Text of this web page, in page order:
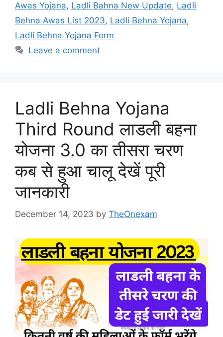
Awas Yojana, Ladli Bahna New Update, Ladli
Behna Awas List 2023, Ladli Behna Yojana,
Ladli Behna Yojana Form
Leave a comment
Ladli Behna Yojana
Third Round लाडली बहना
योजना 3.0 का तीसरा चरण
कब से हुआ चालू देखें पूरी
जानकारी
December 14, 2023 by TheOnexam